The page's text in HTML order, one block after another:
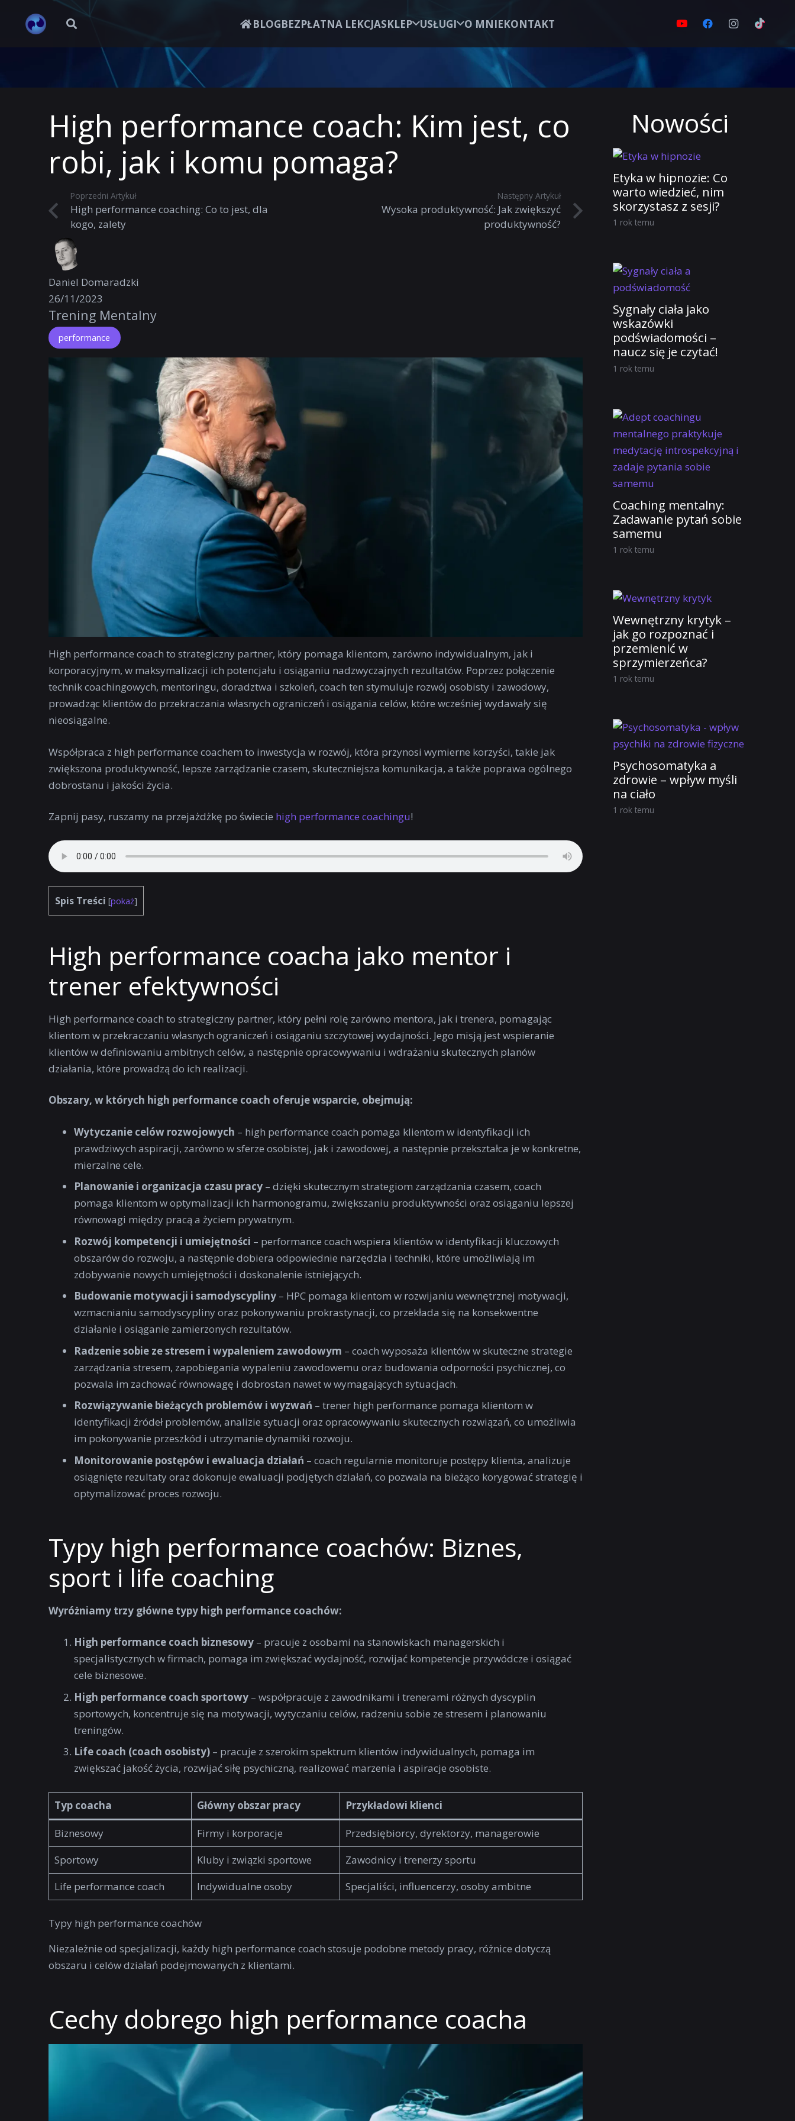
BLOGBEZPŁATNA LEKCJASKLEP USŁUGI O MNIEKONTAKT
High performance coach: Kim jest, co
robi, jak i komu pomaga?
Poprzedni Artykuł
High performance coaching: Co to jest, dla
kogo, zalety
Następny Artykuł
Wysoka produktywność: Jak zwiększyć
produktywność?
Daniel Domaradzki
26/11/2023
Trening Mentalny
performance
High performance coach to strategiczny partner, który pomaga klientom, zarówno indywidualnym, jak i
korporacyjnym, w maksymalizacji ich potencjału i osiąganiu nadzwyczajnych rezultatów. Poprzez połączenie
technik coachingowych, mentoringu, doradztwa i szkoleń, coach ten stymuluje rozwój osobisty i zawodowy,
prowadząc klientów do przekraczania własnych ograniczeń i osiągania celów, które wcześniej wydawały się
nieosiągalne.
Współpraca z high performance coachem to inwestycja w rozwój, która przynosi wymierne korzyści, takie jak
zwiększona produktywność, lepsze zarządzanie czasem, skuteczniejsza komunikacja, a także poprawa ogólnego
dobrostanu i jakości życia.
Zapnij pasy, ruszamy na przejażdżkę po świecie high performance coachingu!
Spis Treści [pokaż]
High performance coacha jako mentor i
trener efektywności
High performance coach to strategiczny partner, który pełni rolę zarówno mentora, jak i trenera, pomagając
klientom w przekraczaniu własnych ograniczeń i osiąganiu szczytowej wydajności. Jego misją jest wspieranie
klientów w definiowaniu ambitnych celów, a następnie opracowywaniu i wdrażaniu skutecznych planów
działania, które prowadzą do ich realizacji.
Obszary, w których high performance coach oferuje wsparcie, obejmują:
Wytyczanie celów rozwojowych – high performance coach pomaga klientom w identyfikacji ich
prawdziwych aspiracji, zarówno w sferze osobistej, jak i zawodowej, a następnie przekształca je w konkretne,
mierzalne cele.
Planowanie i organizacja czasu pracy– dzięki skutecznym strategiom zarządzania czasem, coach
pomaga klientom w optymalizacji ich harmonogramu, zwiększaniu produktywności oraz osiąganiu lepszej
równowagi między pracą a życiem prywatnym.
Rozwój kompetencji i umiejętności – performance coach wspiera klientów w identyfikacji kluczowych
obszarów do rozwoju, a następnie dobiera odpowiednie narzędzia i techniki, które umożliwiają im
zdobywanie nowych umiejętności i doskonalenie istniejących.
Budowanie motywacji i samodyscypliny– HPC pomaga klientom w rozwijaniu wewnętrznej motywacji,
wzmacnianiu samodyscypliny oraz pokonywaniu prokrastynacji, co przekłada się na konsekwentne
działanie i osiąganie zamierzonych rezultatów.
Radzenie sobie ze stresem i wypaleniem zawodowym – coach wyposaża klientów w skuteczne strategie
zarządzania stresem, zapobiegania wypaleniu zawodowemu oraz budowania odporności psychicznej, co
pozwala im zachować równowagę i dobrostan nawet w wymagających sytuacjach.
Rozwiązywanie bieżących problemów i wyzwań – trener high performance pomaga klientom w
identyfikacji źródeł problemów, analizie sytuacji oraz opracowywaniu skutecznych rozwiązań, co umożliwia
im pokonywanie przeszkód i utrzymanie dynamiki rozwoju.
Monitorowanie postępów i ewaluacja działań – coach regularnie monitoruje postępy klienta, analizuje
osiągnięte rezultaty oraz dokonuje ewaluacji podjętych działań, co pozwala na bieżąco korygować strategię i
optymalizować proces rozwoju.
Typy high performance coachów: Biznes,
sport i life coaching
Wyróżniamy trzy główne typy high performance coachów:
High performance coach biznesowy– pracuje z osobami na stanowiskach managerskich i
specjalistycznych w firmach, pomaga im zwiększać wydajność, rozwijać kompetencje przywódcze i osiągać
cele biznesowe.
High performance coach sportowy– współpracuje z zawodnikami i trenerami różnych dyscyplin
sportowych, koncentruje się na motywacji, wytyczaniu celów, radzeniu sobie ze stresem i planowaniu
treningów.
Life coach (coach osobisty)– pracuje z szerokim spektrum klientów indywidualnych, pomaga im
zwiększać jakość życia, rozwijać siłę psychiczną, realizować marzenia i aspiracje osobiste.
Typ coacha Główny obszar pracy Przykładowi klienci
Biznesowy Firmy i korporacje
Przedsiębiorcy, dyrektorzy, managerowie
Sportowy
Kluby i związki sportowe
Zawodnicy i trenerzy sportu
Life performance coach
Indywidualne osoby Specjaliści, influencerzy, osoby ambitne
Typy high performance coachów
Niezależnie od specjalizacji, każdy high performance coach stosuje podobne metody pracy, różnice dotyczą
obszaru i celów działań podejmowanych z klientami.
Cechy dobrego high performance coacha
Nowości
Etyka w hipnozie: Co
warto wiedzieć, nim
skorzystasz z sesji?
1 rok temu
Sygnały ciała jako
wskazówki
podświadomości –
naucz się je czytać!
1 rok temu
Coaching mentalny:
Zadawanie pytań sobie
samemu
1 rok temu
Wewnętrzny krytyk –
jak go rozpoznać i
przemienić w
sprzymierzeńca?
1 rok temu
Psychosomatyka a
zdrowie – wpływ myśli
na ciało
1 rok temu